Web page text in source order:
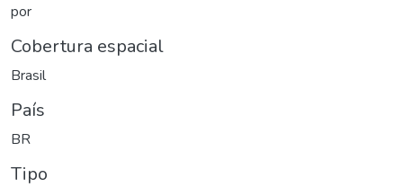
por
Cobertura espacial
Brasil
País
BR
Tipo